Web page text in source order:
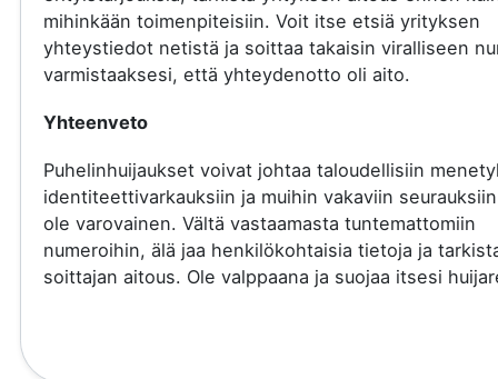
mihinkään toimenpiteisiin. Voit itse etsiä yrityksen
yhteystiedot netistä ja soittaa takaisin viralliseen
varmistaaksesi, että yhteydenotto oli aito.
Yhteenveto
Puhelinhuijaukset voivat johtaa taloudellisiin
identiteettivarkauksiin ja muihin vakaviin
ole varovainen. Vältä vastaamasta tuntemattomiin
numeroihin, älä jaa henkilökohtaisia tietoja ja
soittajan aitous. Ole valppaana ja suojaa itsesi